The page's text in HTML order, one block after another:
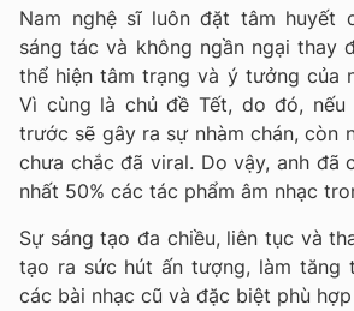
Nam nghệ sĩ luôn đặt tâm huyết
sáng tác và không ngần ngại thay
thể hiện tâm trạng và ý tưởng của
Vì cùng là chủ đề Tết, do đó, nếu
trước sẽ gây ra sự nhàm chán, còn
chưa chắc đã viral. Do vậy, anh đã
nhất 50% các tác phẩm âm nhạc
Sự sáng tạo đa chiều, liên tục và
tạo ra sức hút ấn tượng, làm tăng
các bài nhạc cũ và đặc biệt phù